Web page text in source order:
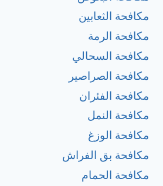
مكافحة الثعابين
مكافحة الرمة
مكافحة السحالي
مكافحة الصراصير
مكافحة الفئران
مكافحة النمل
مكافحة الوزغ
مكافحة بق الفراش
مكافحة الحمام